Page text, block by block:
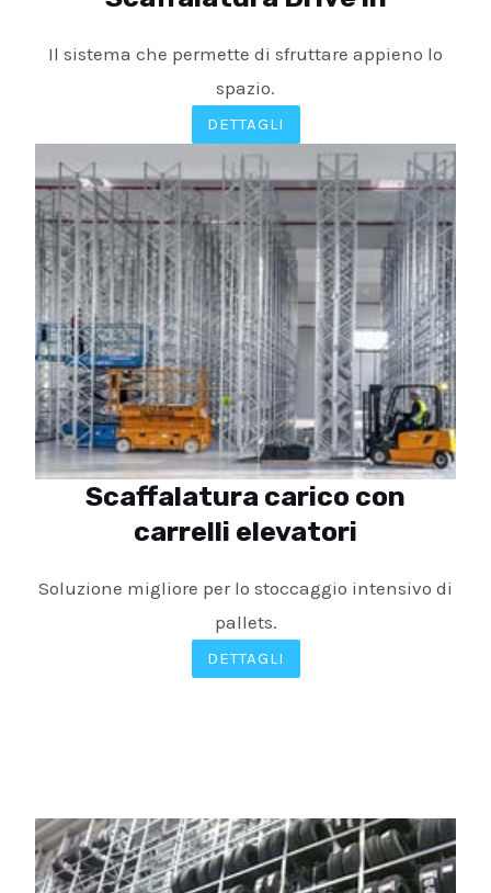
Il sistema che permette di sfruttare appieno lo
spazio.
DETTAGLI
Scaffalatura carico con
carrelli elevatori
Soluzione migliore per lo stoccaggio intensivo di
pallets.
DETTAGLI